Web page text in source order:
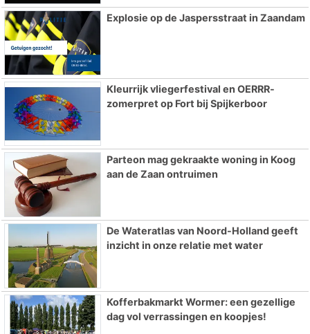
Explosie op de Jaspersstraat in Zaandam
Kleurrijk vliegerfestival en OERRR-
zomerpret op Fort bij Spijkerboor
Parteon mag gekraakte woning in Koog
aan de Zaan ontruimen
De Wateratlas van Noord-Holland geeft
inzicht in onze relatie met water
Kofferbakmarkt Wormer: een gezellige
dag vol verrassingen en koopjes!